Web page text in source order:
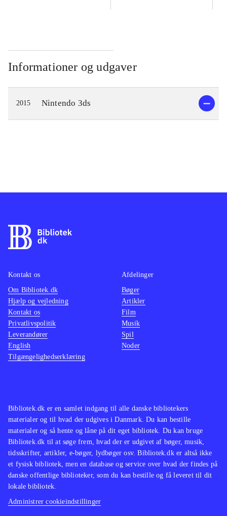
Informationer og udgaver
2015 Nintendo 3ds
Bibliotek.dk er en samlet indgang til alle danske bibliotekers
materialer og til hvad der udgives i Danmark. Du kan bestille
materialer og så hente og låne på dit eget bibliotek. Du kan bruge
Bibliotek.dk til at søge frem, hvad der er udgivet af bøger, musik,
tidsskrifter, artikler, e-bøger, lydbøger osv. Bibliotek.dk er altså ikke
et fysisk bibliotek, men en database og service over hvad der findes på
danske offentlige biblioteker, som du kan bestille og få leveret til dit
lokale bibliotek.
Administrer cookieindstillinger
Kontakt os
Om Bibliotek.dk
Hjælp og vejledning
Kontakt os
Privatlivspolitik
Leverandører
English
Tilgængelighedserklæring
Afdelinger
Bøger
Artikler
Film
Musik
Spil
Noder